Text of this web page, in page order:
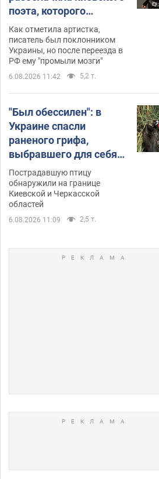
поэта, которого
"зазомбировали": он
даже русского не знал,
а теперь хочет
геноцида украинцев
Как отметила артистка,
писатель был поклонником
Украины, но после переезда в
РФ ему "промыли мозги"
6.08.2026 11:42 5,2 т.
"Был обессилен": в
Украине спасли
раненого грифа,
выбравшего для себя
нетипичный маршрут.
Фото
Пострадавшую птицу
обнаружили на границе
Киевской и Черкасской
областей
6.08.2026 11:09 2,5 т.